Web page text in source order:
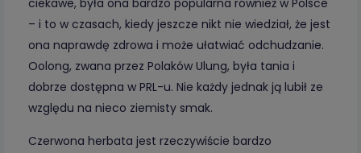
ciekawe, była ona bardzo popularna również w Polsce
– i to w czasach, kiedy jeszcze nikt nie wiedział, że jest
ona naprawdę zdrowa i może ułatwiać odchudzanie.
Oolong, zwana przez Polaków Ulung, była tania i
dobrze dostępna w PRL-u. Nie każdy jednak ją lubił ze
względu na nieco ziemisty smak.
Czerwona herbata jest rzeczywiście bardzo